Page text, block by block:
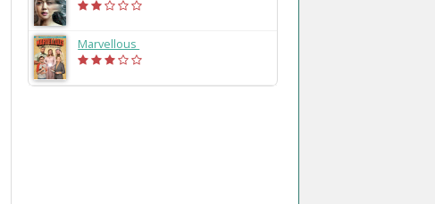
Marvellous